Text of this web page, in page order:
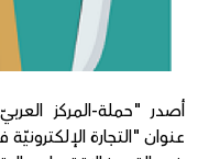
أصدر "حملة-المركز
عنوان "التجارة